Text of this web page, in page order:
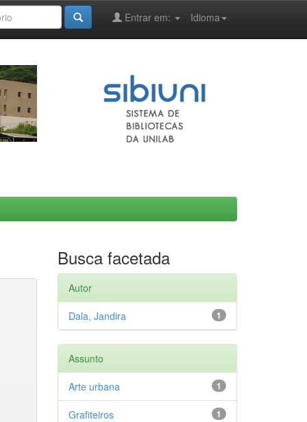
Idioma
Entrar em:
Busca facetada
Autor
1
Dala, Jandira
Assunto
1
Arte urbana
1
Grafiteiros